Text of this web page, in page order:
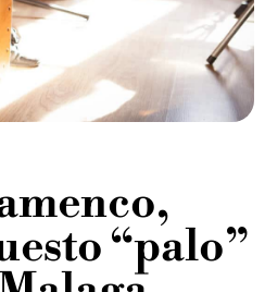
“palo”